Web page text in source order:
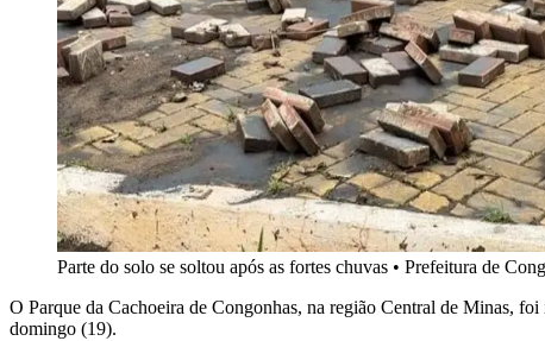
Parte do solo se soltou após as fortes chuvas • Prefeitura de
O Parque da Cachoeira de Congonhas, na região Central de Minas,
domingo (19).